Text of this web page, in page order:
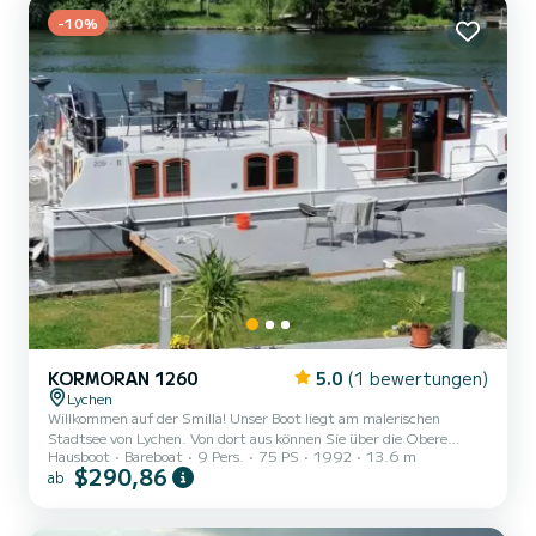
-10%
KORMORAN 1260 5.0 (1 bewertungen)
Lychen
Willkommen auf der Smilla! Unser Boot liegt am malerischen
Stadtsee von Lychen. Von dort aus können Sie über die Obere
Havel-Wasserstraße die gesamte Mecklenburger Seenplatte
befahren. Lychen ist eine kleine Stadt im Land Brandenburg
Hausboot Bareboat 9 Pers. 75 PS 1992 13.6 m
ab $290,86